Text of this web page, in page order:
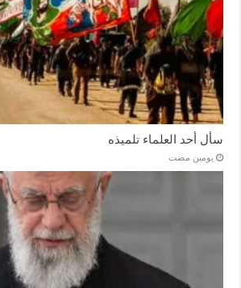
سأل أحد العلماء تلميذه
‏يومين مضت